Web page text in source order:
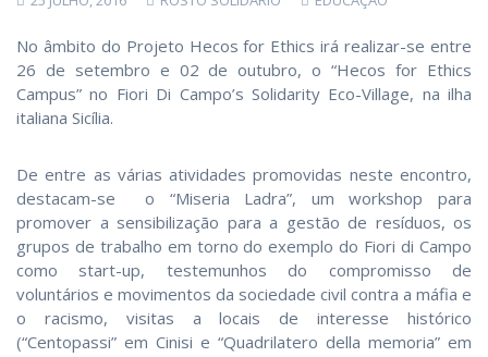
No âmbito do Projeto Hecos for Ethics irá realizar-se entre
26 de setembro e 02 de outubro, o “Hecos for Ethics
Campus” no Fiori Di Campo’s Solidarity Eco-Village, na ilha
italiana Sicília.
De entre as várias atividades promovidas neste encontro,
destacam-se o “Miseria Ladra”, um workshop para
promover a sensibilização para a gestão de resíduos, os
grupos de trabalho em torno do exemplo do Fiori di Campo
como start-up, testemunhos do compromisso de
voluntários e movimentos da sociedade civil contra a máfia e
o racismo, visitas a locais de interesse histórico
(“Centopassi” em Cinisi e “Quadrilatero della memoria” em